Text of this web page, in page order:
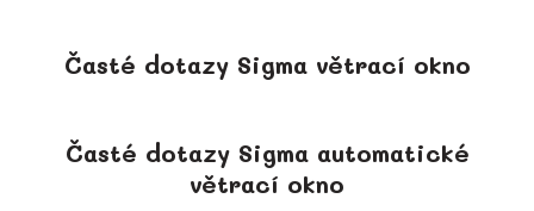
Časté dotazy Sigma větrací okno
Časté dotazy Sigma automatické
větrací okno